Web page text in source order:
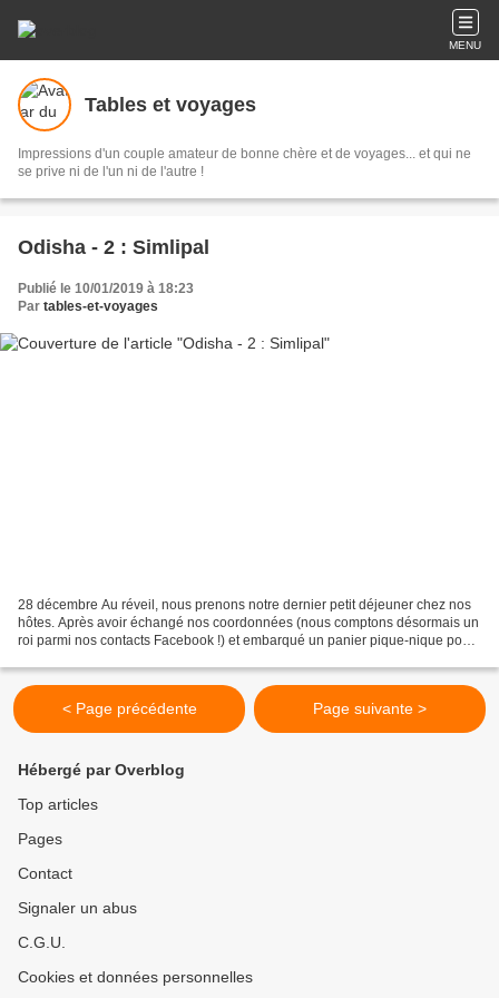
MENU
Tables et voyages
Impressions d'un couple amateur de bonne chère et de voyages... et qui ne
se prive ni de l'un ni de l'autre !
Odisha - 2 : Simlipal
Publié le 10/01/2019 à 18:23
Par tables-et-voyages
28 décembre Au réveil, nous prenons notre dernier petit déjeuner chez nos
hôtes. Après avoir échangé nos coordonnées (nous comptons désormais un
roi parmi nos contacts Facebook !) et embarqué un panier pique-nique pour
< Page précédente Page suivante >
Hébergé par Overblog
Top articles
Pages
Contact
Signaler un abus
C.G.U.
Cookies et données personnelles